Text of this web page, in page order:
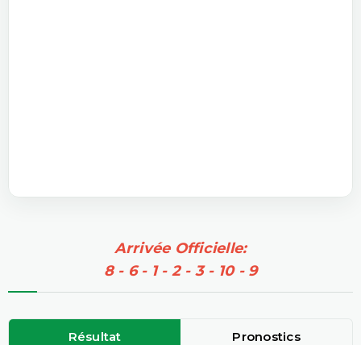
Arrivée Officielle:
8 - 6 - 1 - 2 - 3 - 10 - 9
Résultat Pronostics